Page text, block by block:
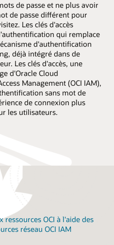
de passe et ne plus avoir
de passe différent pour
Les clés d'accès
qui remplace
d'authentification
déjà intégré dans de
Les clés d'accès, une
d'Oracle Cloud
Management (OCI IAM),
sans mot de
de connexion plus
les utilisateurs.
ressources OCI à l'aide des
réseau OCI IAM